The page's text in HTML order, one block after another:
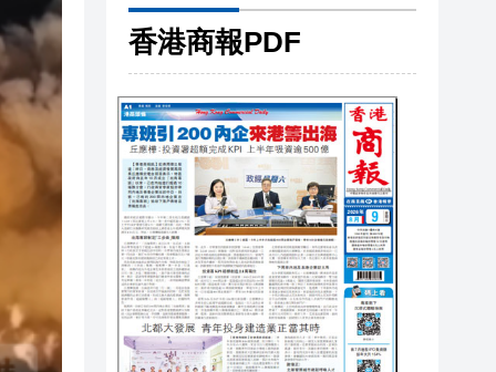
香港商報PDF